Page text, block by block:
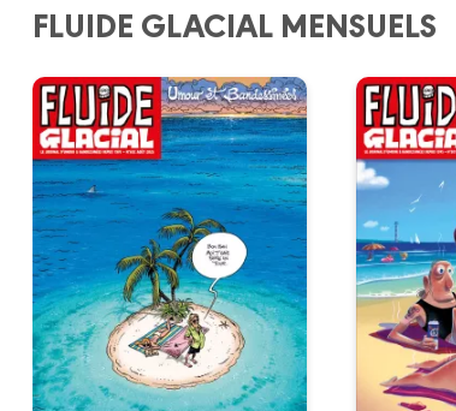
FLUIDE GLACIAL MENSUELS